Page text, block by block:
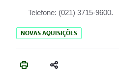
Telefone: (021) 3715-9600.
NOVAS AQUISIÇÕES